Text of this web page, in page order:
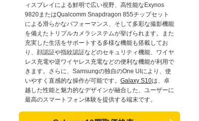
ィスプレイによる鮮明で広い視野、高性能なExynos
9820またはQualcomm Snapdragon 855チップセット
による滑らかなパフォーマンス、そして多彩な撮影機能
を備えたトリプルカメラシステムが挙げられます。また
充実した生活をサポートする多様な機能も搭載してお
り、顔認証や指紋認証などのセキュリティ機能、ワイヤ
レス充電や逆ワイヤレス充電などの便利な機能が利用で
きます。さらに、Samsungの独自のOne UIにより、使
いやすく直感的な操作が可能です。 Galaxy S10は、卓
越した性能と魅力的なデザインが融合した、ユーザーに
最高のスマートフォン体験を提供する端末です。